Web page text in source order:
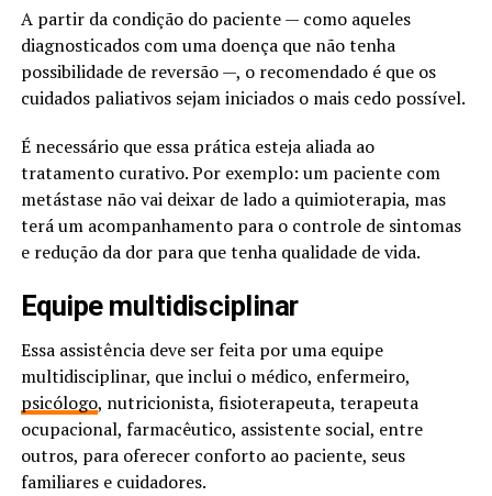
A partir da condição do paciente — como aqueles
diagnosticados com uma doença que não tenha
possibilidade de reversão —, o recomendado é que os
cuidados paliativos sejam iniciados o mais cedo possível.
É necessário que essa prática esteja aliada ao
tratamento curativo. Por exemplo: um paciente com
metástase não vai deixar de lado a quimioterapia, mas
terá um acompanhamento para o controle de sintomas
e redução da dor para que tenha qualidade de vida.
Equipe multidisciplinar
Essa assistência deve ser feita por uma equipe
multidisciplinar, que inclui o médico, enfermeiro,
psicólogo, nutricionista, fisioterapeuta, terapeuta
ocupacional, farmacêutico, assistente social, entre
outros, para oferecer conforto ao paciente, seus
familiares e cuidadores.